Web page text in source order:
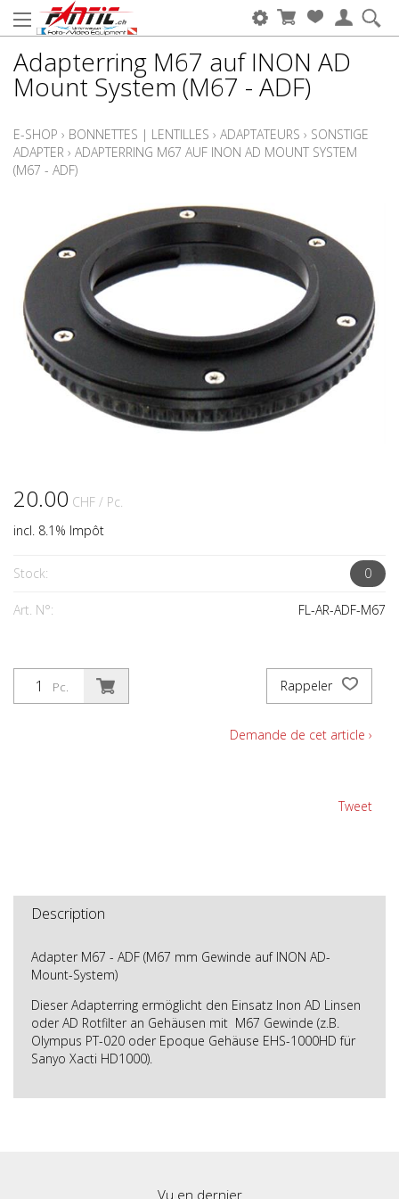
Adapterring M67 auf INON AD
Mount System (M67 - ADF)
E-SHOP › BONNETTES | LENTILLES › ADAPTATEURS › SONSTIGE
ADAPTER › ADAPTERRING M67 AUF INON AD MOUNT SYSTEM
(M67 - ADF)
20.00 CHF / Pc.
incl. 8.1% Impôt
Stock: 0
Art. N°: FL-AR-ADF-M67
Pc. Rappeler
Demande de cet article ›
Tweet
Description
Adapter M67 - ADF (M67 mm Gewinde auf INON AD-
Mount-System)
Dieser Adapterring ermöglicht den Einsatz Inon AD Linsen
oder AD Rotfilter an Gehäusen mit M67 Gewinde (z.B.
Olympus PT-020 oder Epoque Gehäuse EHS-1000HD für
Sanyo Xacti HD1000).
Vu en dernier